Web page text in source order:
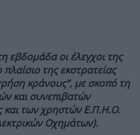
εβδομάδα οι έλεγχοι της
της εκστρατείας
κράνους”, με σκοπό τη
και συνεπιβατών
και των χρηστών Ε.Π.Η.Ο.
Οχημάτων).